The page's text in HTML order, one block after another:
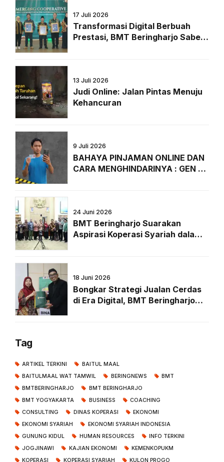
17 Juli 2026
Transformasi Digital Berbuah
Prestasi, BMT Beringharjo Sabet
13 Juli 2026
Judi Online: Jalan Pintas Menuju
Kehancuran
9 Juli 2026
BAHAYA PINJAMAN ONLINE DAN
CARA MENGHINDARINYA : GEN Z
24 Juni 2026
BMT Beringharjo Suarakan
Aspirasi Koperasi Syariah dalam
18 Juni 2026
Bongkar Strategi Jualan Cerdas
di Era Digital, BMT Beringharjo
Tag
ARTIKEL TERKINI
BAITUL MAAL
BAITULMAAL WAT TAMWIL
BERINGNEWS
BMT
BMTBERINGHARJO
BMT BERINGHARJO
BMT YOGYAKARTA
BUSINESS
COACHING
CONSULTING
DINAS KOPERASI
EKONOMI
EKONOMI SYARIAH
EKONOMI SYARIAH INDONESIA
GUNUNG KIDUL
HUMAN RESOURCES
INFO TERKINI
JOGJINAWI
KAJIAN EKONOMI
KEMENKOPUKM
KOPERASI
KOPERASI SYARIAH KULON PROGO